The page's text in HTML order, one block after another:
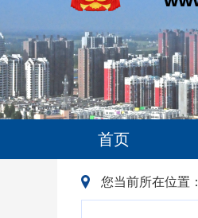
首页
您当前所在位置：